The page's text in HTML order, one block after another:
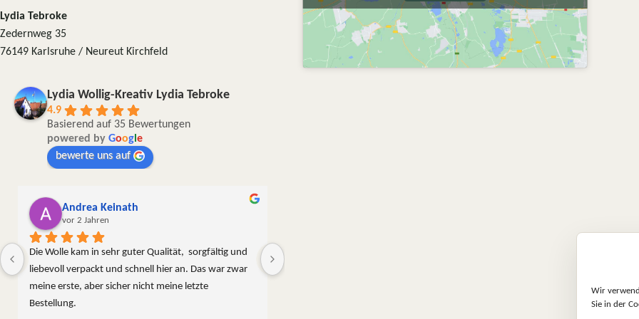
Wir
Sie in der
Lydia Tebroke
Zedernweg 35
76149 Karlsruhe / Neureut Kirchfeld
Lydia Wollig-Kreativ Lydia Tebroke
4.9
Basierend auf 35 Bewertungen
powered by Goog e
bewerte uns auf
Andrea Keinath
vor 2 Jahren
Die Wolle kam in sehr guter Qualität,  sorgfältig und
liebevoll verpackt und schnell hier an. Das war zwar
meine erste, aber sicher nicht meine letzte
Bestellung.
Ich habe mir bei
Paket war super,
Farbauswahl. Das